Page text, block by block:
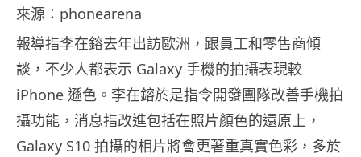
來源：phonearena
報導指李在鎔去年出訪歐洲，跟員工和零售商傾
談，不少人都表示 Galaxy 手機的拍攝表現較
iPhone 遜色。李在鎔於是指令開發團隊改善手機拍
攝功能，消息指改進包括在照片顏色的還原上，
Galaxy S10 拍攝的相片將會更著重真實色彩，多於